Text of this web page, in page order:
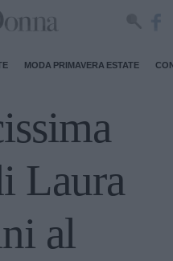
MODA PRIMAVERA ESTATE
Laura
al